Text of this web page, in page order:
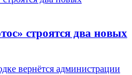
строятся два новых